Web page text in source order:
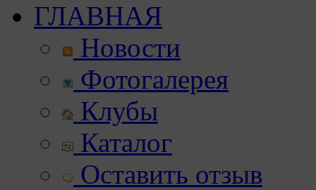
ГЛАВНАЯ
Новости
Фотогалерея
Клубы
Каталог
Оставить отзыв